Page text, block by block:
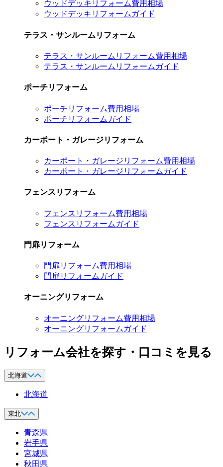
ウッドデッキリフォーム費用相場
ウッドデッキリフォームガイド
テラス・サンルームリフォーム
テラス・サンルームリフォーム費用相場
テラス・サンルームリフォームガイド
ポーチリフォーム
ポーチリフォーム費用相場
ポーチリフォームガイド
カーポート・ガレージリフォーム
カーポート・ガレージリフォーム費用相場
カーポート・ガレージリフォームガイド
フェンスリフォーム
フェンスリフォーム費用相場
フェンスリフォームガイド
門扉リフォーム
門扉リフォーム費用相場
門扉リフォームガイド
オーニングリフォーム
オーニングリフォーム費用相場
オーニングリフォームガイド
リフォーム会社を探す・口コミを見る
北海道
北海道
東北
青森県
岩手県
宮城県
秋田県